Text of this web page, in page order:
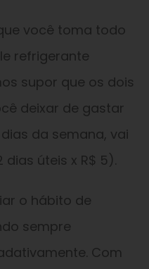
você toma todo
refrigerante
supor que os dois
deixar de gastar
da semana, vai
dias úteis x R$ 5).
o hábito de
sempre
Com